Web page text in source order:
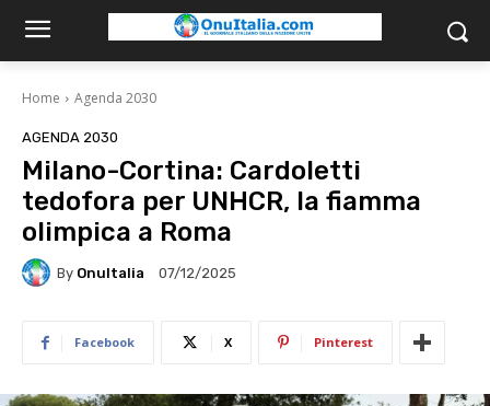
Home Agenda 2030
AGENDA 2030
Milano-Cortina: Cardoletti
tedofora per UNHCR, la fiamma
olimpica a Roma
By OnuItalia 07/12/2025
Facebook X Pinterest